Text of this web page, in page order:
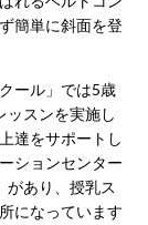
簡単に斜面を登
ール」では5歳
ッスンを実施し
達をサポートし
ションセンター
があり、授乳ス
になっています​​